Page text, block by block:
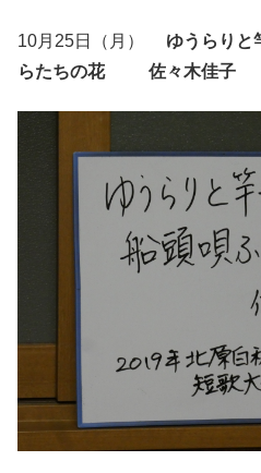
10月25日（月） ゆうらりと
らたちの花 佐々木佳子